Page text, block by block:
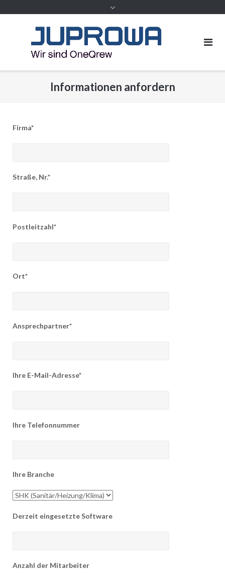
Informationen anfordern
Firma*
Straße, Nr.*
Postleitzahl*
Ort*
Ansprechpartner*
Ihre E-Mail-Adresse*
Ihre Telefonnummer
Ihre Branche
Derzeit eingesetzte Software
Anzahl der Mitarbeiter